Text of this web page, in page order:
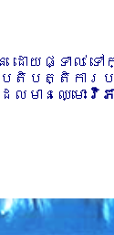
ដោយផ្ទាល់
រតិបត្តិកា
លមានឈ្មោះ វិភ